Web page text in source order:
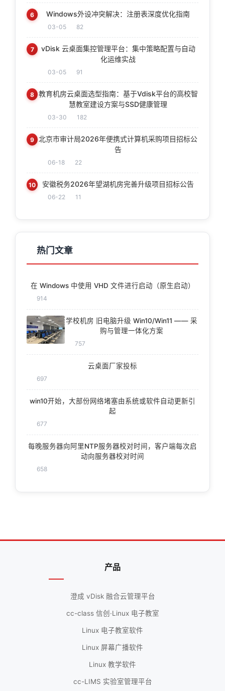
6 Windows外设冲突解决：注册表深度优化指南
03-05 82
7
vDisk 云桌面集控管理平台：集中策略配置与自动
化运维实战
03-05 91
8 教育机房云桌面选型指南：基于Vdisk平台的高校智
慧教室建设方案与SSD健康管理
03-30 182
9 北京市审计局2026年便携式计算机采购项目招标公
告
06-18 22
10 安徽税务2026年望湖机房完善升级项目招标公告
06-22 11
热门文章
在 Windows 中使用 VHD 文件进行启动（原生启动）
914
学校机房 旧电脑升级 Win10/Win11 —— 采
购与管理一体化方案
757
云桌面厂家投标
697
win10开始，大部份网络堵塞由系统或软件自动更新引
起
677
每晚服务器向阿里NTP服务器校对时间，客户端每次启
动向服务器校对时间
658
产品
澄成 vDisk 融合云管理平台
cc-class 信创·Linux 电子教室
Linux 电子教室软件
Linux 屏幕广播软件
Linux 教学软件
cc-LIMS 实验室管理平台